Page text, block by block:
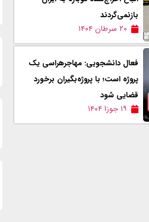
بازنمی‌گردند
۲۰ سرطان ۱۴۰۴
فعال دانشجویی: مهاجرهراسی یک
پروژه است؛ با پروژه‌بگیران برخورد
قضایی شود
۱۹ جوزا ۱۴۰۴